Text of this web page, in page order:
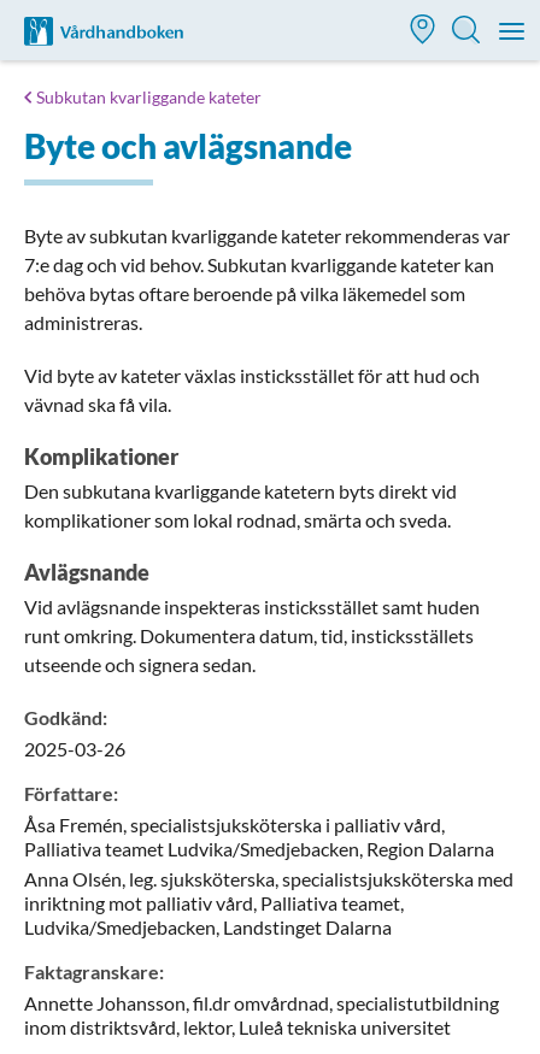
Till startsidan för Vårdhandboken
Subkutan kvarliggande kateter
Byte och avlägsnande
Byte av subkutan kvarliggande kateter rekommenderas var
7:e dag och vid behov. Subkutan kvarliggande kateter kan
behöva bytas oftare beroende på vilka läkemedel som
administreras.
Vid byte av kateter växlas insticksstället för att hud och
vävnad ska få vila.
Komplikationer
Den subkutana kvarliggande katetern byts direkt vid
komplikationer som lokal rodnad, smärta och sveda.
Avlägsnande
Vid avlägsnande inspekteras insticksstället samt huden
runt omkring. Dokumentera datum, tid, insticksställets
utseende och signera sedan.
Godkänd:
2025-03-26
Författare:
Åsa Fremén,specialistsjuksköterska i palliativ vård,
Palliativa teamet Ludvika/Smedjebacken, Region Dalarna
AnnaOlsén, leg. sjuksköterska, specialistsjuksköterska med
inriktning mot palliativ vård, Palliativa teamet,
Ludvika/Smedjebacken, Landstinget Dalarna
Faktagranskare:
Annette Johansson,fil.dr omvårdnad, specialistutbildning
inom distriktsvård, lektor, Luleå tekniska universitet